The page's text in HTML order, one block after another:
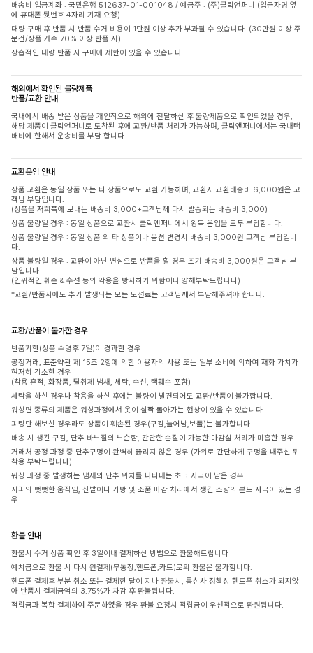
배송비 입금계좌 : 국민은행 512637-01-001048 / 예금주 : (주)클릭앤퍼니 (입금자명 옆
에 휴대폰 뒷번호 4자리 기재 요청)
대량 구매 후 반품 시 반품 수거 비용이 1만원 이상 추가 부과될 수 있습니다. (30만원 이상 주
문건/상품 개수 70% 이상 반품 시)
상습적인 대량 반품 시 구매에 제한이 있을 수 있습니다.
해외에서 확인된 불량제품
반품/교환 안내
국내에서 배송 받은 상품을 개인적으로 해외에 전달하신 후 불량제품으로 확인되었을 경우,
해당 제품이 클릭앤퍼니로 도착된 후에 교환/반품 처리가 가능하며, 클릭앤퍼니에서는 국내택
배비에 한해서 운송비를 부담 합니다
교환운임 안내
상품 교환은 동일 상품 또는 타 상품으로도 교환 가능하며, 교환시 교환배송비 6,000원은 고
객님 부담입니다.
(상품을 저희쪽에 보내는 배송비 3,000+고객님께 다시 발송되는 배송비 3,000)
상품 불량일 경우 : 동일 상품으로 교환시 클릭앤퍼니에서 왕복 운임을 모두 부담합니다.
상품 불량일 경우 : 동일 상품 외 타 상품이나 옵션 변경시 배송비 3,000원 고객님 부담입니
다.
상품 불량일 경우 : 교환이 아닌 변심으로 반품을 할 경우 초기 배송비 3,000원은 고객님 부
담입니다.
(인위적인 훼손 & 수선 등의 악용을 방지하기 위함이니 양해부탁드립니다)
*교환/반품시에도 추가 발생되는 모든 도선료는 고객님께서 부담해주셔야 합니다.
교환/반품이 불가한 경우
반품기한(상품 수령후 7일)이 경과한 경우
공정거래, 표준약관 제 15조 2항에 의한 이용자의 사용 또는 일부 소비에 의하여 재화 가치가
현저히 감소한 경우
(착용 흔적, 화장품, 탈취제 냄새, 세탁, 수선, 택훼손 포함)
세탁을 하신 경우나 착용을 하신 후에는 불량이 발견되어도 교환/반품이 불가합니다.
워싱면 종류의 제품은 워싱과정에서 옷이 살짝 돌아가는 현상이 있을 수 있습니다.
피팅만 해보신 경우라도 상품이 훼손된 경우(구김,늘어남,보풀)는 불가합니다.
배송 시 생긴 구김, 단추 바느질의 느슨함, 간단한 손질이 가능한 마감실 처리가 미흡한 경우
거래처 공정 과정 중 단추구멍이 완벽히 뚫리지 않은 경우 (가위로 간단하게 구멍을 내주신 뒤
착용 부탁드립니다)
워싱 과정 중 발생하는 냄새와 단추 위치를 나타내는 초크 자국이 남은 경우
지퍼의 뻣뻣한 움직임, 신발이나 가방 및 소품 마감 처리에서 생긴 소량의 본드 자국이 있는 경
우
환불 안내
환불시 수거 상품 확인 후 3일이내 결제하신 방법으로 환불해드립니다
예치금으로 환불 시 다시 원결제(무통장,핸드폰,카드)로의 환불은 불가합니다.
핸드폰 결제후 부분 취소 또는 결제한 달이 지나 환불시, 통신사 정책상 핸드폰 취소가 되지않
아 반품시 결제금액의 3.75%가 차감 후 환불됩니다.
적립금과 복합 결제하여 주문하였을 경우 환불 요청시 적립금이 우선적으로 환원됩니다.